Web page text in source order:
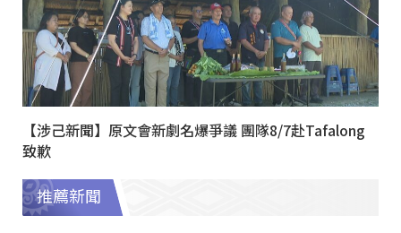
【涉己新聞】原文會新劇名爆爭議 團隊8/7赴Tafalong
致歉
推薦新聞